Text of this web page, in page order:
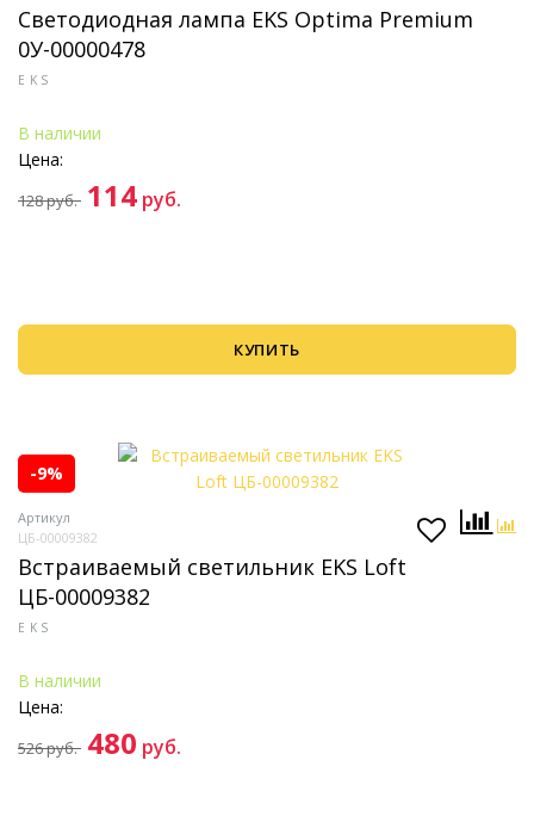
Светодиодная лампа EKS Optima Premium
0У-00000478
EKS
В наличии
Цена:
128руб. 114 руб.
КУПИТЬ
-9%
Артикул
ЦБ-00009382
Встраиваемый светильник EKS Loft
ЦБ-00009382
EKS
В наличии
Цена:
526руб. 480 руб.